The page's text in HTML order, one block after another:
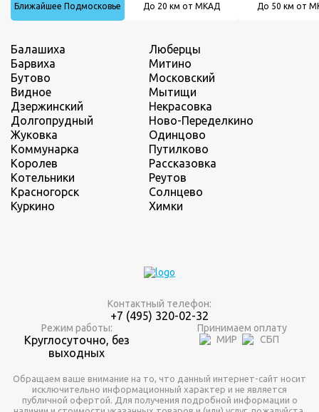
Ближайшее Подмосковье До 20 км от МКАД До 50 км от
Балашиха
Барвиха
Бутово
Видное
Дзержинский
Долгопрудный
Жуковка
Коммунарка
Королев
Котельники
Красногорск
Куркино
Люберцы
Митино
Московский
Мытищи
Некрасовка
Ново-Переделкино
Одинцово
Путилково
Рассказовка
Реутов
Солнцево
Химки
Контактный телефон:
+7 (495) 320-02-32
Режим работы:
Круглосуточно, без
выходных
Принимаем оплату
Обращаем ваше внимание на то, что данный интернет-сайт носит
исключительно информационный характер и не является
публичной офертой. Для получения подробной информации о